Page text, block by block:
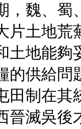
，魏、蜀
片土地荒
土地能夠
的供給問
田制在其
晉滅吳後